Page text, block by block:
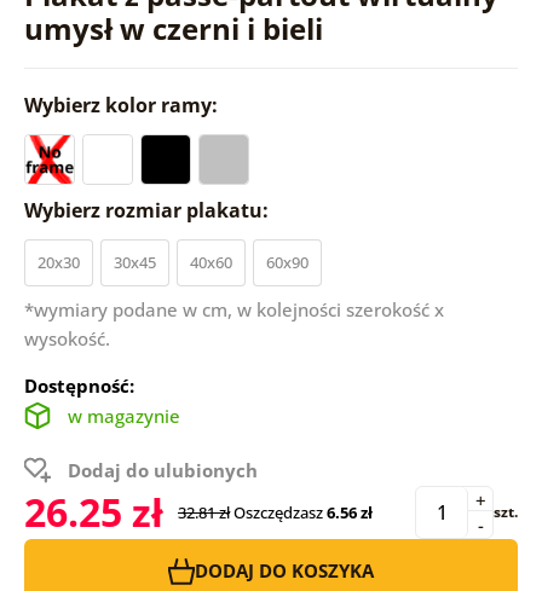
umysł w czerni i bieli
Wybierz kolor ramy:
Wybierz rozmiar plakatu:
20x30 30x45 40x60 60x90
*wymiary podane w cm, w kolejności szerokość x
wysokość.
Dostępność:
w magazynie
Dodaj do ulubionych
26.25 zł 32.81 złOszczędzasz6.56 zł -
+ szt.
DODAJ DO KOSZYKA